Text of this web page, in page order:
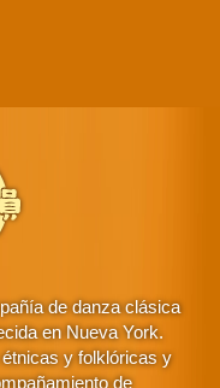
de danza clásica
en Nueva York.
y folklóricas y
de